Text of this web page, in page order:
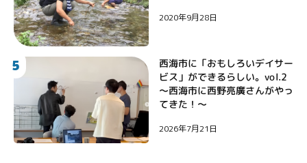
2020年9月28日
5 西海市に「おもしろいデイサー
ビス」ができるらしい。vol.2
〜西海市に西野亮廣さんがやっ
てきた！〜
2026年7月21日